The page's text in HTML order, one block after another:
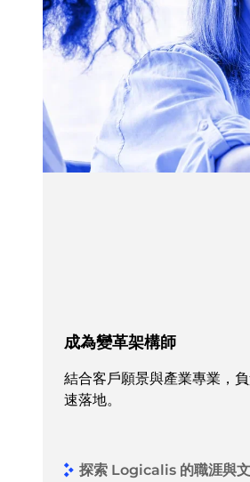
成為變革架構師
結合客戶願景與產業專業，
速落地。
探索 Logicalis 的職涯與